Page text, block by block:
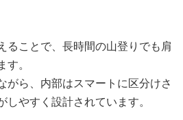
ることで、長時間の山登りでも肩
。
がら、内部はスマートに区分けさ
やすく設計されています。